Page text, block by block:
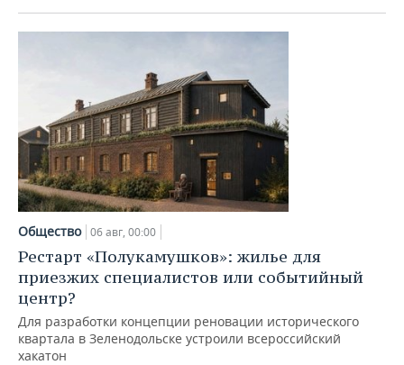
Общество 06 авг, 00:00
Рестарт «Полукамушков»: жилье для
приезжих специалистов или событийный
центр?
Для разработки концепции реновации исторического
квартала в Зеленодольске устроили всероссийский
хакатон